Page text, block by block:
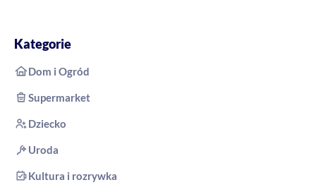
Kategorie
Dom i Ogród
Supermarket
Dziecko
Uroda
Kultura i rozrywka